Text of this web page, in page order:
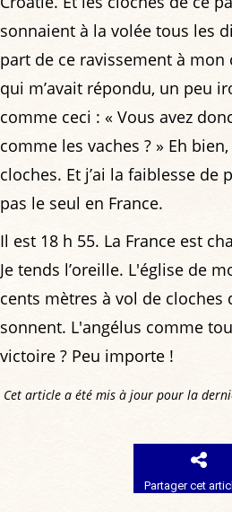
sonnaient à la volée tous les
part de ce ravissement à mon
qui m’avait répondu, un peu
comme ceci : « Vous avez
comme les vaches ? » Eh
cloches. Et j’ai la faiblesse de
pas le seul en France.
Il est 18 h 55. La France est
Je tends l’oreille. L'église de
cents mètres à vol de cloches
sonnent. L'angélus comme
victoire ? Peu importe !
Cet article a été mis à jour pour la
Partager cet